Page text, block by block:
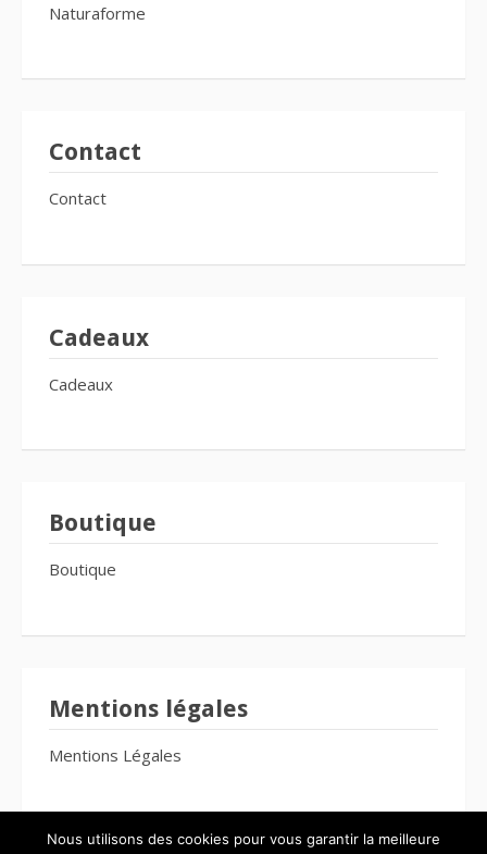
Naturaforme
Contact
Contact
Cadeaux
Cadeaux
Boutique
Boutique
Mentions légales
Mentions Légales
Nous utilisons des cookies pour vous garantir la meilleure